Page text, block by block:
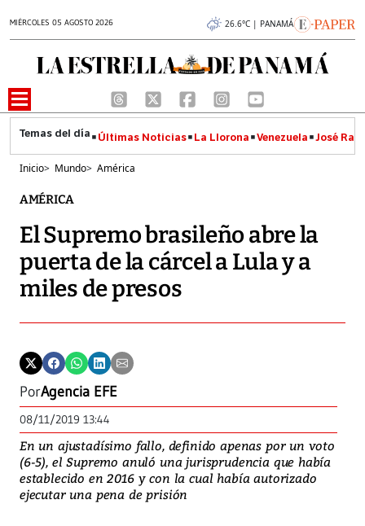
MIÉRCOLES 05 AGOSTO 2026 26.6°C | PANAMÁ
Últimas Noticias La Llorona Venezuela José
Inicio> Mundo> América
AMÉRICA
El Supremo brasileño abre la
puerta de la cárcel a Lula y a
miles de presos
PorAgencia EFE
08/11/2019 13:44
En un ajustadísimo fallo, definido apenas por un voto
(6-5), el Supremo anuló una jurisprudencia que había
establecido en 2016 y con la cual había autorizado
ejecutar una pena de prisión